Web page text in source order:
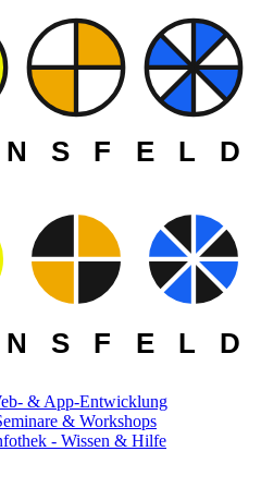
& App-Entwicklung
& Workshops
- Wissen & Hilfe
-